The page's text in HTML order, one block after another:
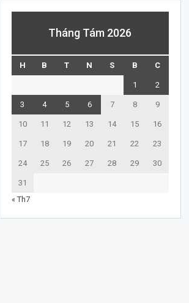
Tháng Tám 2026
H B T N S B C
1 2
3 4 5 6 7 8 9
10 11 12 13 14 15 16
17 18 19 20 21 22 23
24 25 26 27 28 29 30
31
« Th7